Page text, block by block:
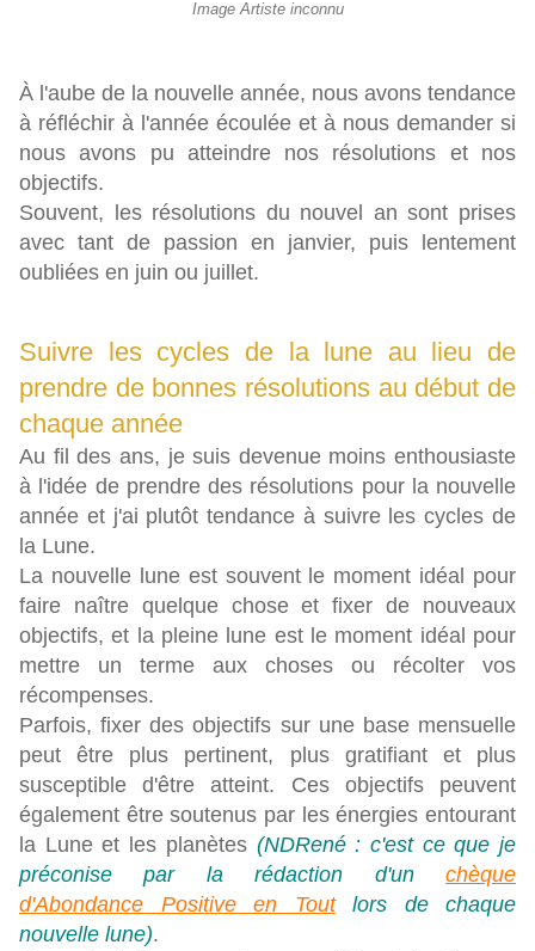
Image Artiste inconnu
À l'aube de la nouvelle année, nous avons tendance
à réfléchir à l'année écoulée et à nous demander si
nous avons pu atteindre nos résolutions et nos
objectifs.
Souvent, les résolutions du nouvel an sont prises
avec tant de passion en janvier, puis lentement
oubliées en juin ou juillet.
Suivre les cycles de la lune au lieu de
prendre de bonnes résolutions au début de
chaque année
Au fil des ans, je suis devenue moins enthousiaste
à l'idée de prendre des résolutions pour la nouvelle
année et j'ai plutôt tendance à suivre les cycles de
la Lune.
La nouvelle lune est souvent le moment idéal pour
faire naître quelque chose et fixer de nouveaux
objectifs, et la pleine lune est le moment idéal pour
mettre un terme aux choses ou récolter vos
récompenses.
Parfois, fixer des objectifs sur une base mensuelle
peut être plus pertinent, plus gratifiant et plus
susceptible d'être atteint. Ces objectifs peuvent
également être soutenus par les énergies entourant
la Lune et les planètes (NDRené : c'est ce que je
préconise par la rédaction d'un chèque
d'Abondance Positive en Toutlors de chaque
nouvelle lune).